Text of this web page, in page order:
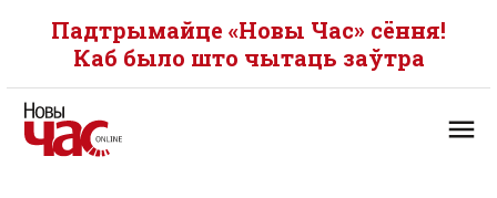
Падтрымайце «Новы Час» сёння!
Каб было што чытаць заўтра